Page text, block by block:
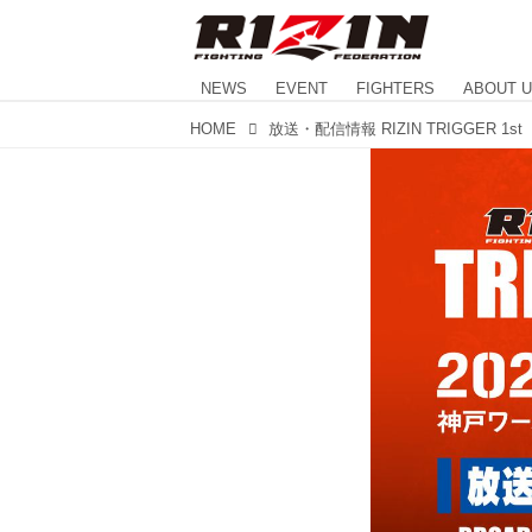
NEWS EVENT FIGHTERS ABOUT
HOME 放送・配信情報 RIZIN TRIGGER 1st